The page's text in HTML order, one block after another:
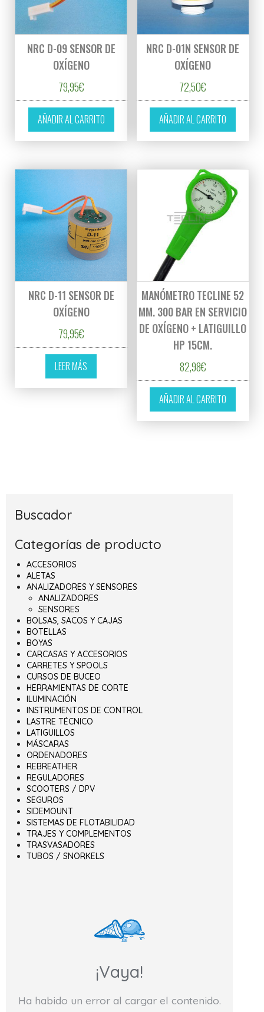
NRC D-09 SENSOR DE
OXÍGENO
79,95€
AÑADIR AL CARRITO
NRC D-01N SENSOR DE
OXÍGENO
72,50€
AÑADIR AL CARRITO
NRC D-11 SENSOR DE
OXÍGENO
79,95€
LEER MÁS
MANÓMETRO TECLINE 52
MM. 300 BAR EN SERVICIO
DE OXÍGENO + LATIGUILLO
HP 15CM.
82,98€
AÑADIR AL CARRITO
Buscador
Categorías de producto
ACCESORIOS
ALETAS
ANALIZADORES Y SENSORES
ANALIZADORES
SENSORES
BOLSAS, SACOS Y CAJAS
BOTELLAS
BOYAS
CARCASAS Y ACCESORIOS
CARRETES Y SPOOLS
CURSOS DE BUCEO
HERRAMIENTAS DE CORTE
ILUMINACIÓN
INSTRUMENTOS DE CONTROL
LASTRE TÉCNICO
LATIGUILLOS
MÁSCARAS
ORDENADORES
REBREATHER
REGULADORES
SCOOTERS / DPV
SEGUROS
SIDEMOUNT
SISTEMAS DE FLOTABILIDAD
TRAJES Y COMPLEMENTOS
TRASVASADORES
TUBOS / SNORKELS
¡Vaya!
Ha habido un error al cargar el contenido.